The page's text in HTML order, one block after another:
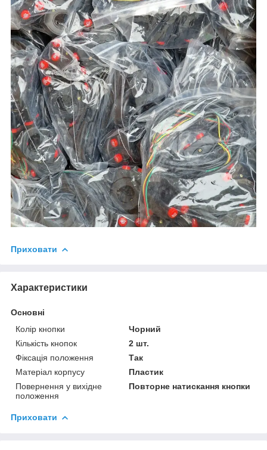
Приховати
Характеристики
Основні
Колір кнопки
Чорний
Кількість кнопок
2 шт.
Фіксація положення
Так
Матеріал корпусу
Пластик
Повернення у вихідне
положення
Повторне натискання кнопки
Приховати